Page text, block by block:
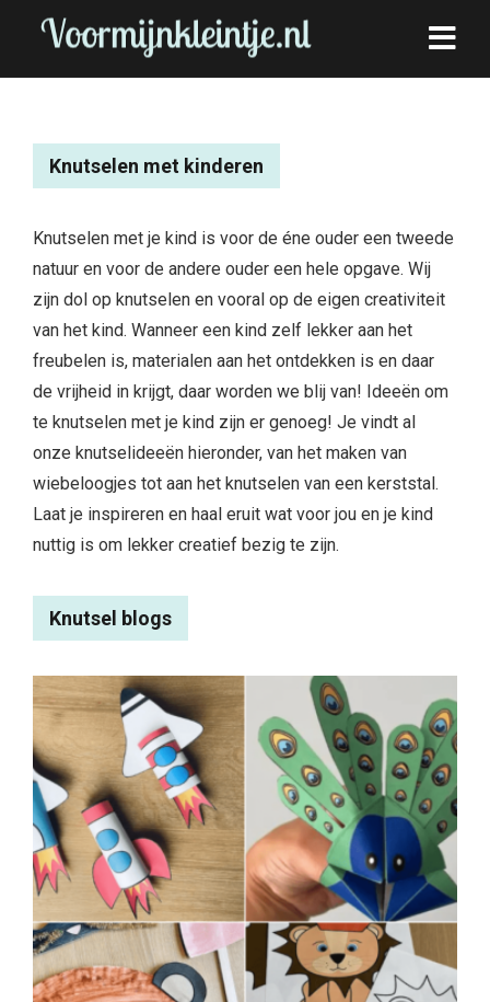
Knutselen met kinderen
Knutselen met je kind is voor de éne ouder een tweede
natuur en voor de andere ouder een hele opgave. Wij
zijn dol op knutselen en vooral op de eigen creativiteit
van het kind. Wanneer een kind zelf lekker aan het
freubelen is, materialen aan het ontdekken is en daar
de vrijheid in krijgt, daar worden we blij van! Ideeën om
te knutselen met je kind zijn er genoeg! Je vindt al
onze knutselideeën hieronder, van het maken van
wiebeloogjes tot aan het knutselen van een kerststal.
Laat je inspireren en haal eruit wat voor jou en je kind
nuttig is om lekker creatief bezig te zijn.
Knutsel blogs